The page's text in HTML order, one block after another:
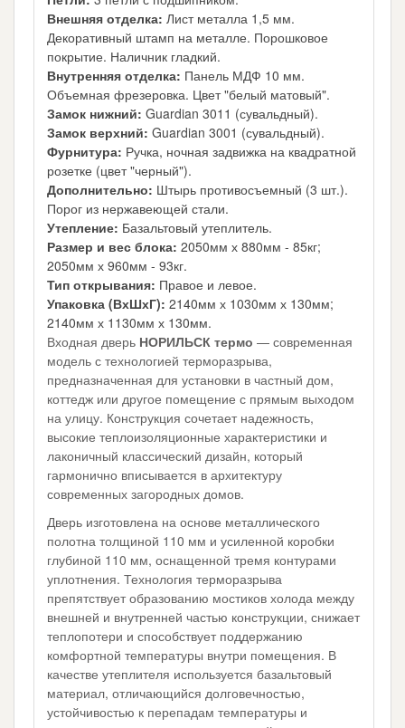
Внешняя отделка: Лист металла 1,5 мм.
Декоративный штамп на металле. Порошковое
покрытие. Наличник гладкий.
Внутренняя отделка: Панель МДФ 10 мм.
Объемная фрезеровка. Цвет "белый матовый".
Замок нижний: Guardian 3011 (сувальдный).
Замок верхний: Guardian 3001 (сувальдный).
Фурнитура: Ручка, ночная задвижка на квадратной
розетке (цвет "черный").
Дополнительно: Штырь противосъемный (3 шт.).
Порог из нержавеющей стали.
Утепление: Базальтовый утеплитель.
Размер и вес блока: 2050мм х 880мм - 85кг;
2050мм х 960мм - 93кг.
Тип открывания: Правое и левое.
Упаковка (ВхШхГ): 2140мм х 1030мм х 130мм;
2140мм х 1130мм х 130мм.
Входная дверь НОРИЛЬСК термо — современная
модель с технологией терморазрыва,
предназначенная для установки в частный дом,
коттедж или другое помещение с прямым выходом
на улицу. Конструкция сочетает надежность,
высокие теплоизоляционные характеристики и
лаконичный классический дизайн, который
гармонично вписывается в архитектуру
современных загородных домов.
Дверь изготовлена на основе металлического
полотна толщиной 110 мм и усиленной коробки
глубиной 110 мм, оснащенной тремя контурами
уплотнения. Технология терморазрыва
препятствует образованию мостиков холода между
внешней и внутренней частью конструкции, снижает
теплопотери и способствует поддержанию
комфортной температуры внутри помещения. В
качестве утеплителя используется базальтовый
материал, отличающийся долговечностью,
устойчивостью к перепадам температуры и